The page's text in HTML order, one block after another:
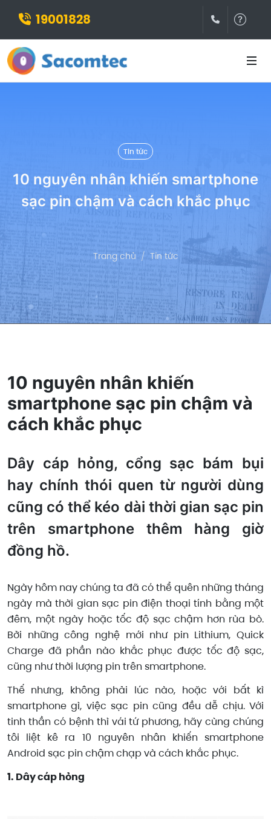
19001828
Tin tức
10 nguyên nhân khiến smartphone
sạc pin chậm và cách khắc phục
Trang chủ Tin tức
10 nguyên nhân khiến
smartphone sạc pin chậm và
cách khắc phục
Dây cáp hỏng, cổng sạc bám bụi
hay chính thói quen từ người dùng
cũng có thể kéo dài thời gian sạc pin
trên smartphone thêm hàng giờ
đồng hồ.
Ngày hôm nay chúng ta đã có thể quên những tháng
ngày mà thời gian sạc pin điện thoại tính bằng một
đêm, một ngày hoặc tốc độ sạc chậm hơn rùa bò.
Bởi những công nghệ mới như pin Lithium, Quick
Charge đã phần nào khắc phục được tốc độ sạc,
cũng như thời lượng pin trên smartphone.
Thế nhưng, không phải lúc nào, hoặc với bất kì
smartphone gì, việc sạc pin cũng đều dễ chịu. Với
tinh thần có bệnh thì vái tứ phương, hãy cùng chúng
tôi liệt kê ra 10 nguyên nhân khiến smartphone
Android sạc pin chậm chạp và cách khắc phục.
1. Dây cáp hỏng